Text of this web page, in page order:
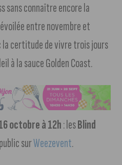
sans connaître encore la
entre novembre et
certitude de vivre trois jours
à la sauce Golden Coast.
octobre à 12h: lesBlind
surWeezevent.